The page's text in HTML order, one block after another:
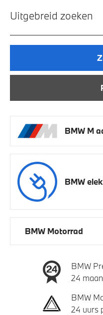
Uitgebreid zoeken
BMW M
BMW
BMW Motorrad
BMW
24
BMW
24 uurs